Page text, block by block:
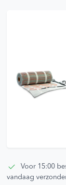
Voor 15:00
vandaag